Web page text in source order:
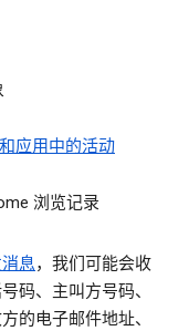
应用中的活动
浏览记录
息，我们可能会收
码、主叫方号码、
的电子邮件地址、